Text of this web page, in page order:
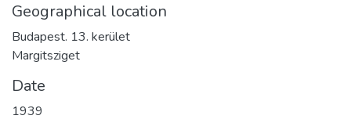
Geographical location
Budapest. 13. kerület
Margitsziget
Date
1939